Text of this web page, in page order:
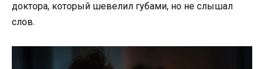
доктора, который шевелил губами, но не слышал
слов.